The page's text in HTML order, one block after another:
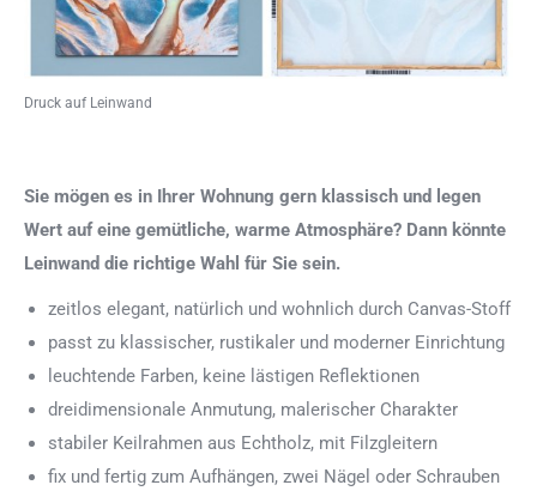
Druck auf Leinwand
Sie mögen es in Ihrer Wohnung gern klassisch und legen
Wert auf eine gemütliche, warme Atmosphäre? Dann könnte
Leinwand die richtige Wahl für Sie sein.
zeitlos elegant, natürlich und wohnlich durch Canvas-Stoff
passt zu klassischer, rustikaler und moderner Einrichtung
leuchtende Farben, keine lästigen Reflektionen
dreidimensionale Anmutung, malerischer Charakter
stabiler Keilrahmen aus Echtholz, mit Filzgleitern
fix und fertig zum Aufhängen, zwei Nägel oder Schrauben